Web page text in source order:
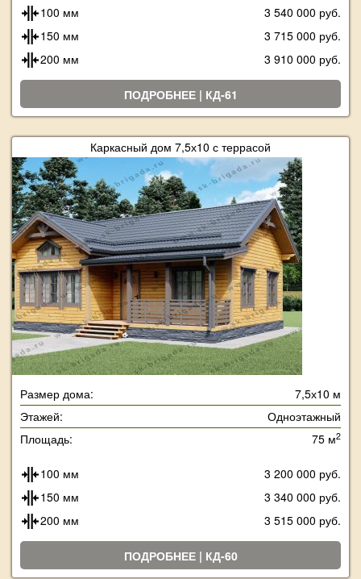
100 мм
3 540 000 руб.
150 мм
3 715 000 руб.
200 мм
3 910 000 руб.
ПОДРОБНЕЕ | КД-61
Каркасный дом 7,5х10 с террасой
Размер дома:
7,5х10 м
Этажей:
Одноэтажный
Площадь:
75 м2
100 мм
3 200 000 руб.
150 мм
3 340 000 руб.
200 мм
3 515 000 руб.
ПОДРОБНЕЕ | КД-60